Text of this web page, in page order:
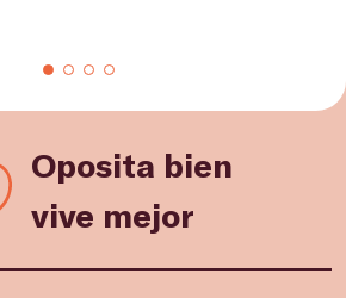
Oposita bien
vive mejor